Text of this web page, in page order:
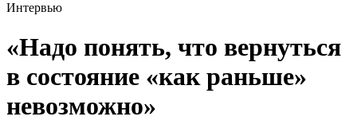
Интервью
«Надо понять, что вернуться
в состояние «как раньше»
невозможно»